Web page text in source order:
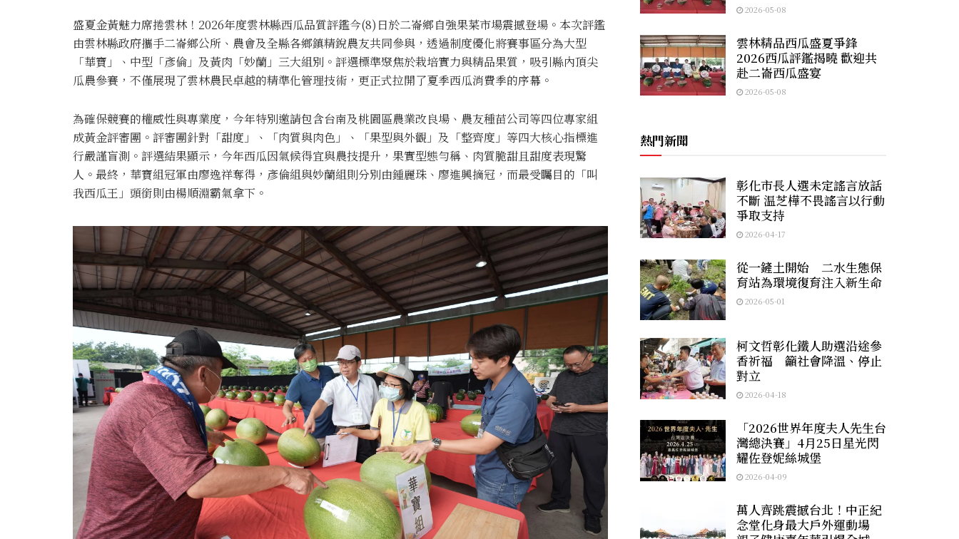
盛夏金黃魅力席捲雲林！2026年度雲林縣西瓜品質評鑑今(8)日於二崙鄉自強果菜市場震撼登場。本次評鑑
由雲林縣政府攜手二崙鄉公所、農會及全縣各鄉鎮精銳農友共同參與，透過制度優化將賽事區分為大型
「華寶」、中型「彥倫」及黃肉「妙蘭」三大組別。評選標準聚焦於栽培實力與精品果質，吸引縣內頂尖
瓜農參賽，不僅展現了雲林農民卓越的精準化管理技術，更正式拉開了夏季西瓜消費季的序幕。
為確保競賽的權威性與專業度，今年特別邀請包含台南及桃園區農業改良場、農友種苗公司等四位專家組
成黃金評審團。評審團針對「甜度」、「肉質與肉色」、「果型與外觀」及「整齊度」等四大核心指標進
行嚴謹盲測。評選結果顯示，今年西瓜因氣候得宜與農技提升，果實型態勻稱、肉質脆甜且甜度表現驚
人。最終，華寶組冠軍由廖逸祥奪得，彥倫組與妙蘭組則分別由鍾麗珠、廖進興摘冠，而最受矚目的「叫
我西瓜王」頭銜則由楊順淵霸氣拿下。
2026-05-08
雲林精品西瓜盛夏爭鋒
2026西瓜評鑑揭曉 歡迎共
赴二崙西瓜盛宴
2026-05-08
熱門新聞
彰化市長人選未定謠言放話
不斷 温芝樺不畏謠言以行動
爭取支持
2026-04-17
從一鏟土開始 二水生態保
育站為環境復育注入新生命
2026-05-01
柯文哲彰化鐵人助選沿途參
香祈福 籲社會降溫、停止
對立
2026-04-18
「2026世界年度夫人先生台
灣總決賽」4月25日星光閃
耀佐登妮絲城堡
2026-04-09
萬人齊跳震撼台北！中正紀
念堂化身最大戶外運動場